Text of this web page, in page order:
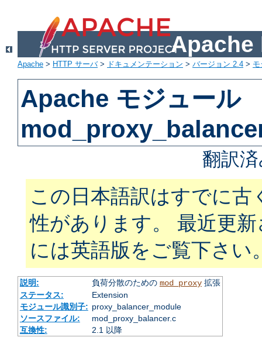
Apache
Apache > HTTP サーバ> ドキュメンテーション > バージョン 2.4 >
Apache モジュール
翻訳
この日本語訳はすでに古
性があります。 最近更
には英語版をご覧下さい
説明: 負荷分散のための mod_proxy拡張
ステータス:
Extension
モジュール識別子: proxy_balancer_module
ソースファイル:
mod_proxy_balancer.c
互換性:
2.1 以降